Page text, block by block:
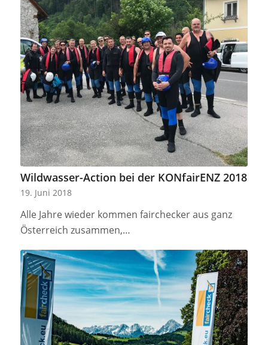
Wildwasser-Action bei der KONfairENZ 2018
19. Juni 2018
Alle Jahre wieder kommen fairchecker aus ganz
Österreich zusammen,…